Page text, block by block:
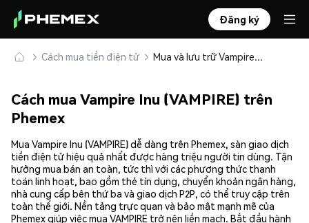
Đăng ký
Cách mua tiền điện tử Mua và lưu trữ Vampire Inu (VAMPIRE) an toàn
Cách mua Vampire Inu (VAMPIRE) trên
Phemex
Mua Vampire Inu (VAMPIRE) dễ dàng trên Phemex, sàn giao dịch
tiền điện tử hiệu quả nhất được hàng triệu người tin dùng. Tận
hưởng mua bán an toàn, tức thì với các phương thức thanh
toán linh hoạt, bao gồm thẻ tín dụng, chuyển khoản ngân hàng,
nhà cung cấp bên thứ ba và giao dịch P2P, có thể truy cập trên
toàn thế giới. Nền tảng trực quan và bảo mật mạnh mẽ của
Phemex giúp việc mua VAMPIRE trở nên liền mạch. Bắt đầu hành